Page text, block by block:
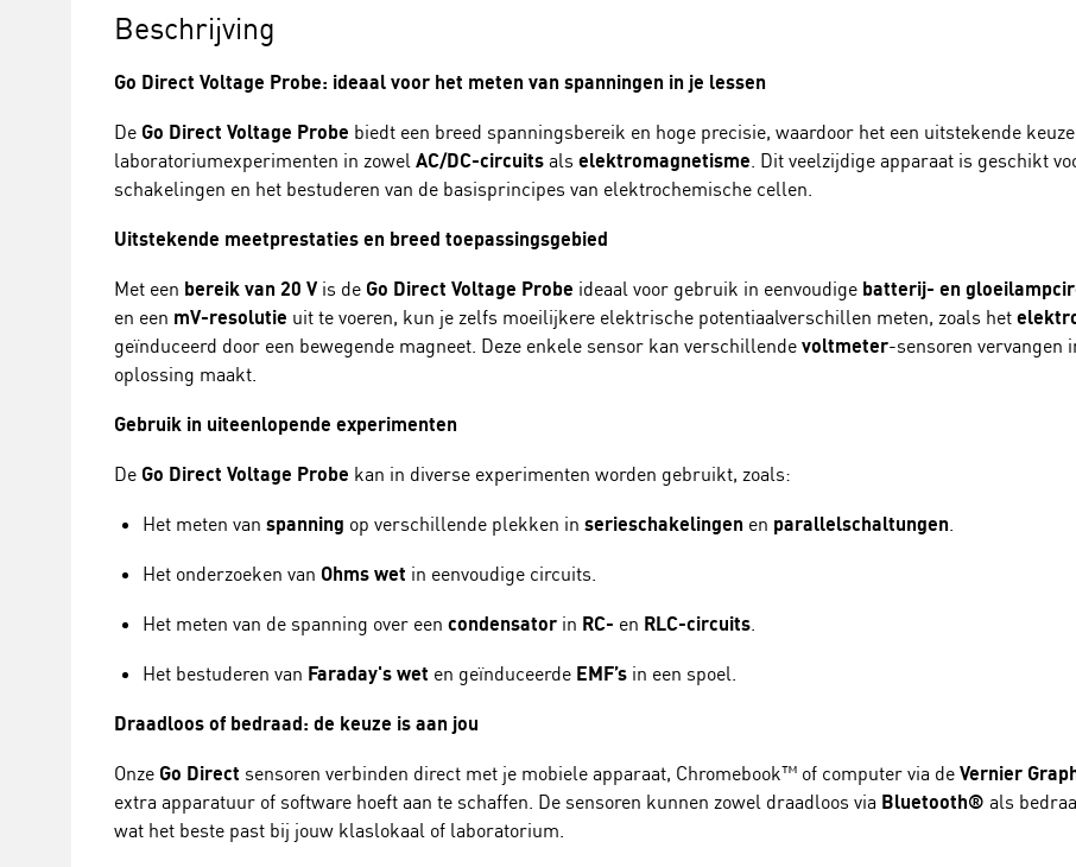
Beschrijving
Go Direct Voltage Probe: ideaal voor het meten van spanningen in je lessen
De Go Direct Voltage Probe biedt een breed spanningsbereik en hoge precisie, waardoor het een uitstekende
laboratoriumexperimenten in zowel AC/DC-circuits als elektromagnetisme. Dit veelzijdige apparaat is geschikt
schakelingen en het bestuderen van de basisprincipes van elektrochemische cellen.
Uitstekende meetprestaties en breed toepassingsgebied
Met een bereik van 20 Vis de Go Direct Voltage Probe ideaal voor gebruik in eenvoudige batterij- en
en een mV-resolutie uit te voeren, kun je zelfs moeilijkere elektrische potentiaalverschillen meten, zoals het
geïnduceerd door een bewegende magneet. Deze enkele sensor kan verschillende voltmeter-sensoren vervangen
oplossing maakt.
Gebruik in uiteenlopende experimenten
De Go Direct Voltage Probe kan in diverse experimenten worden gebruikt, zoals:
Het meten van spanning op verschillende plekken in serieschakelingen en parallelschaltungen.
Het onderzoeken van Ohms wet in eenvoudige circuits.
Het meten van de spanning over een condensator in RC- en RLC-circuits.
Het bestuderen van Faraday's wet en geïnduceerde EMF’s in een spoel.
Draadloos of bedraad: de keuze is aan jou
Onze Go Direct sensoren verbinden direct met je mobiele apparaat, Chromebook™ of computer via de Vernier
extra apparatuur of software hoeft aan te schaffen. De sensoren kunnen zowel draadloos via Bluetooth® als
wat het beste past bij jouw klaslokaal of laboratorium.